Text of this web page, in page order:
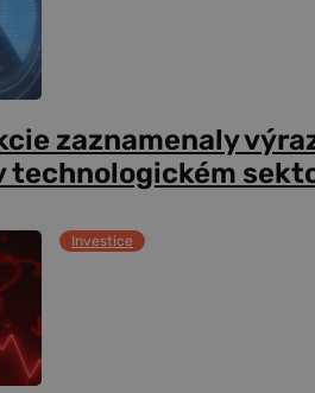
zaznamenaly
technologickém
Investice